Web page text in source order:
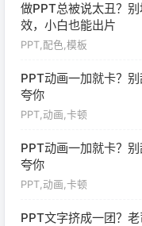
做PPT总被说太丑？
效，小白也能出片
PPT,配色,模板
PPT动画一加就卡？
夸你
PPT,动画,卡顿
PPT动画一加就卡？
夸你
PPT,动画,卡顿
PPT文字挤成一团？